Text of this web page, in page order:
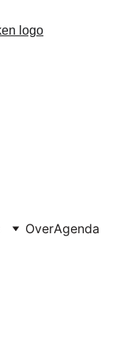
OverAgenda